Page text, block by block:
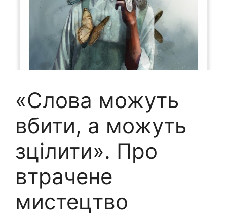
«Слова можуть
вбити, а можуть
зцілити». Про
втрачене
мистецтво